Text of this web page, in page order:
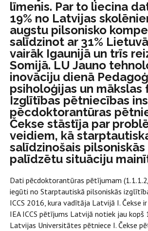
līmenis. Par to liecina
19% no Latvijas
augstu pilsonisko
salīdzinot ar 31%
vairāk Igaunijā un trīs
Somijā. LU Jauno
inovāciju dienā
psiholoģijas un
Izglītības pētniecības
pēcdoktorantūras
Čekse stāstīja par
veidiem, kā
salīdzinošais
palīdzētu situāciju
Dati pēcdoktorantūras pētījumam
iegūti no Starptautiskā pilsoniskās
ICCS 2016, kura vadītāja Latvijā I. Čekse
IEA ICCS pētījums Latvijā notiek jau kopš
Latvijas Universitātes pētniece I. Čekse